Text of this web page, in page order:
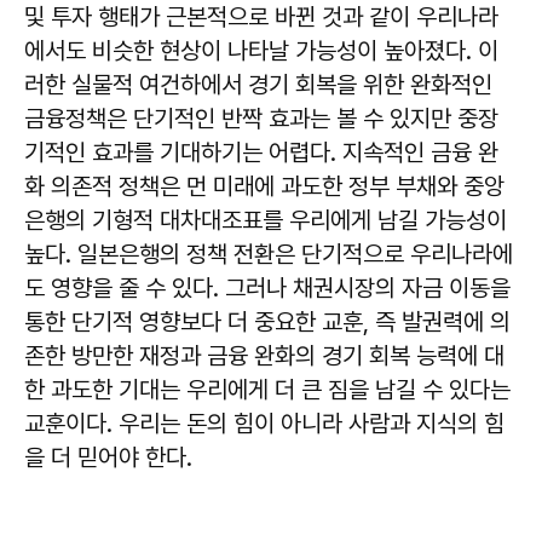
및 투자 행태가 근본적으로 바뀐 것과 같이 우리나라
에서도 비슷한 현상이 나타날 가능성이 높아졌다. 이
러한 실물적 여건하에서 경기 회복을 위한 완화적인
금융정책은 단기적인 반짝 효과는 볼 수 있지만 중장
기적인 효과를 기대하기는 어렵다. 지속적인 금융 완
화 의존적 정책은 먼 미래에 과도한 정부 부채와 중앙
은행의 기형적 대차대조표를 우리에게 남길 가능성이
높다. 일본은행의 정책 전환은 단기적으로 우리나라에
도 영향을 줄 수 있다. 그러나 채권시장의 자금 이동을
통한 단기적 영향보다 더 중요한 교훈, 즉 발권력에 의
존한 방만한 재정과 금융 완화의 경기 회복 능력에 대
한 과도한 기대는 우리에게 더 큰 짐을 남길 수 있다는
교훈이다. 우리는 돈의 힘이 아니라 사람과 지식의 힘
을 더 믿어야 한다.